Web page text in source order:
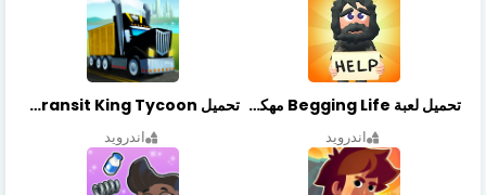
تحميل لعبة Begging Life مهكرة أخر إصدار
اندرويد
تحميل Transit King Tycoon مهكرة أخر إصدار
اندرويد